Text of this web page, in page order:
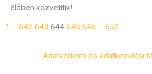
élőben közvetítik!
1 … 642 643 644 645 646 … 652
Adatvédelmi és adatkezelési